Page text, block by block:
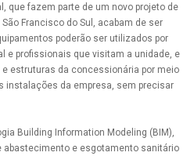
que fazem parte de um novo projeto de
Francisco do Sul, acabam de ser
poderão ser utilizados por
e profissionais que visitam a unidade, e
estruturas da concessionária por meio
instalações da empresa, sem precisar
Building Information Modeling (BIM),
abastecimento e esgotamento sanitário